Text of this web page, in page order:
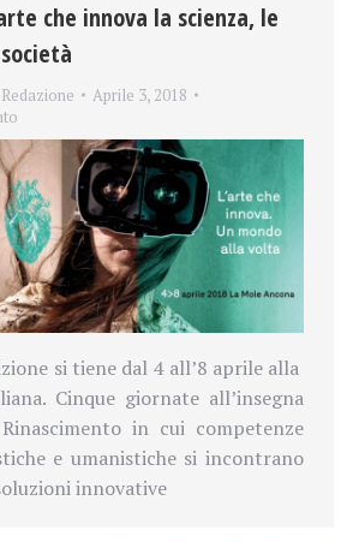
che innova la scienza, le
Redazione
Aprile 3, 2018
si tiene dal 4 all’8 aprile alla
Cinque giornate all’insegna
in cui competenze
e umanistiche si incontrano
innovative